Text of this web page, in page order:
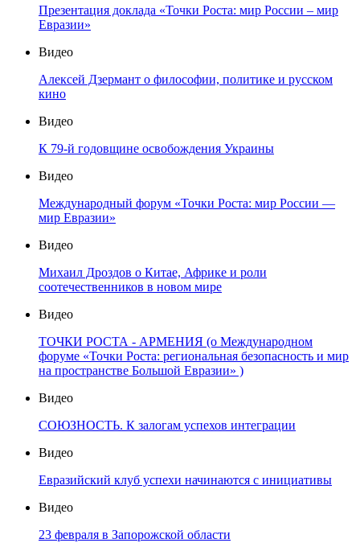
Презентация доклада «Точки Роста: мир России – мир
Евразии»
Видео
Алексей Дзермант о философии, политике и русском
кино
Видео
К 79-й годовщине освобождения Украины
Видео
Международный форум «Точки Роста: мир России —
мир Евразии»
Видео
Михаил Дроздов о Китае, Африке и роли
соотечественников в новом мире
Видео
ТОЧКИ РОСТА - АРМЕНИЯ (о Международном
форуме «Точки Роста: региональная безопасность и мир
на пространстве Большой Евразии» )
Видео
СОЮЗНОСТЬ. К залогам успехов интеграции
Видео
Евразийский клуб успехи начинаются с инициативы
Видео
23 февраля в Запорожской области